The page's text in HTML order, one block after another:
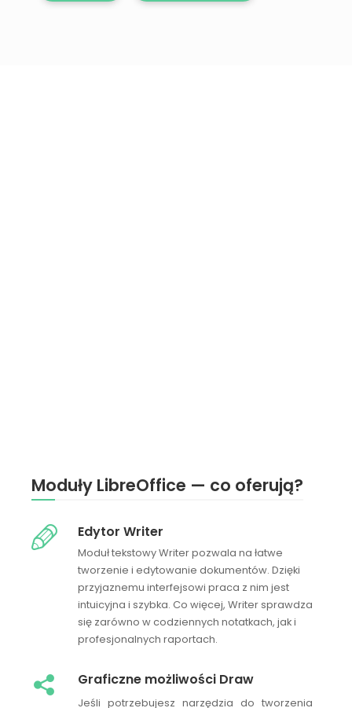
Moduły LibreOffice — co oferują?
Edytor Writer
Moduł tekstowy Writer pozwala na łatwe
tworzenie i edytowanie dokumentów. Dzięki
przyjaznemu interfejsowi praca z nim jest
intuicyjna i szybka. Co więcej, Writer sprawdza
się zarówno w codziennych notatkach, jak i
profesjonalnych raportach.
Graficzne możliwości Draw
Jeśli potrzebujesz narzędzia do tworzenia